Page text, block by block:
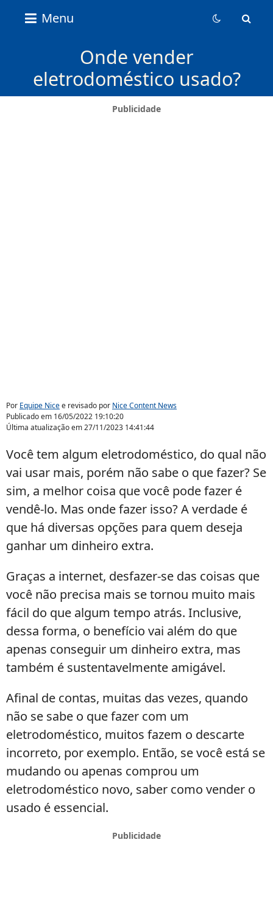
Content Menu
Onde vender
eletrodoméstico usado?
Por Equipe Nicee revisado por Nice Content News
Publicado em 16/05/2022 19:10:20
Última atualização em27/11/2023 14:41:44
Você tem algum eletrodoméstico, do qual não
vai usar mais, porém não sabe o que fazer? Se
sim, a melhor coisa que você pode fazer é
vendê-lo. Mas onde fazer isso? A verdade é
que há diversas opções para quem deseja
ganhar um dinheiro extra.
Graças a internet, desfazer-se das coisas que
você não precisa mais se tornou muito mais
fácil do que algum tempo atrás. Inclusive,
dessa forma, o benefício vai além do que
apenas conseguir um dinheiro extra, mas
também é sustentavelmente amigável.
Afinal de contas, muitas das vezes, quando
não se sabe o que fazer com um
eletrodoméstico, muitos fazem o descarte
incorreto, por exemplo. Então, se você está se
mudando ou apenas comprou um
eletrodoméstico novo, saber como vender o
usado é essencial.